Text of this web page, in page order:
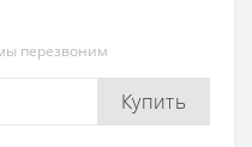
перезвоним
Купить